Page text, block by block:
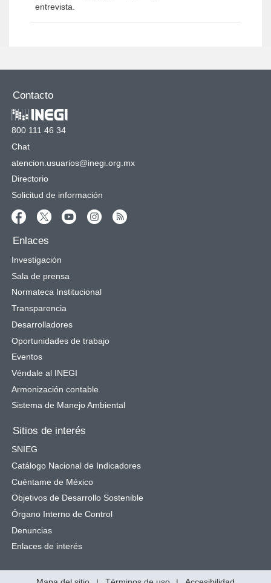
entrevista.
Contacto
800 111 46 34
Chat
atencion.usuarios@inegi.org.mx
Directorio
Solicitud de información
Enlaces
Investigación
Sala de prensa
Normateca Institucional
Transparencia
Desarrolladores
Oportunidades de trabajo
Eventos
Véndale al INEGI
Armonización contable
Sistema de Manejo Ambiental
Sitios de interés
SNIEG
Catálogo Nacional de Indicadores
Cuéntame de México
Objetivos de Desarrollo Sostenible
Órgano Interno de Control
Denuncias
Enlaces de interés